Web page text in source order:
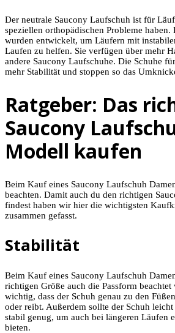
Der neutrale Saucony Laufschuh ist für
speziellen orthopädischen Probleme haben.
wurden entwickelt, um Läufern mit
Laufen zu helfen. Sie verfügen über mehr
andere Saucony Laufschuhe. Die Schuhe
mehr Stabilität und stoppen so das
Ratgeber: Das
Saucony
Modell kaufen
Beim Kauf eines Saucony Laufschuh
beachten. Damit auch du den richtigen
findest haben wir hier die wichtigsten
zusammen gefasst.
Stabilität
Beim Kauf eines Saucony Laufschuh
richtigen Größe auch die Passform beachtet
wichtig, dass der Schuh genau zu den
oder reibt. Außerdem sollte der Schuh
stabil genug, um auch bei längeren Läufen
bieten.